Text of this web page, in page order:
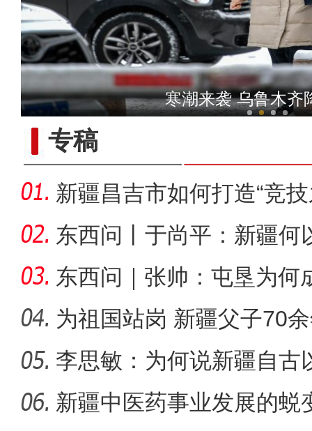
新疆4000亩沙漠盐
新疆石河子：“诗与
寒潮来袭 乌鲁木齐
专稿
新疆昌吉市如何打造“竞
东西问丨于尚平：新疆何
局？
东西问｜张帅：屯垦为何
千年良
为祖国站岗 新疆父子70
李思敏：为何说新疆自古
可分割
新疆中医药事业发展的蜕